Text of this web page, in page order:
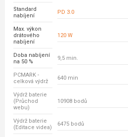
Standard
nabíjení
PD 3.0
Max. výkon
drátového
nabíjení
120 W
Doba nabíjení
na 50 %
9,5 min.
PCMARK -
celková výdrž
640 min
Výdrž baterie
(Průchod
webu)
10908 bodů
Výdrž baterie
(Editace videa)
6475 bodů